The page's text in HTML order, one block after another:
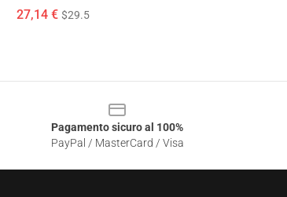
27,14 € $29.5
Pagamento sicuro al 100%
PayPal / MasterCard / Visa